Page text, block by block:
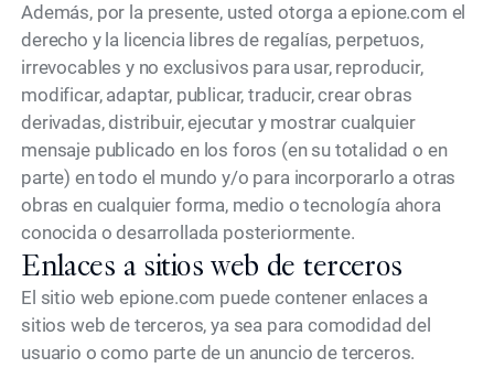
Además, por la presente, usted otorga a epione.com el
derecho y la licencia libres de regalías, perpetuos,
irrevocables y no exclusivos para usar, reproducir,
modificar, adaptar, publicar, traducir, crear obras
derivadas, distribuir, ejecutar y mostrar cualquier
mensaje publicado en los foros (en su totalidad o en
parte) en todo el mundo y/o para incorporarlo a otras
obras en cualquier forma, medio o tecnología ahora
conocida o desarrollada posteriormente.
Enlaces a sitios web de terceros
El sitio web epione.com puede contener enlaces a
sitios web de terceros, ya sea para comodidad del
usuario o como parte de un anuncio de terceros.